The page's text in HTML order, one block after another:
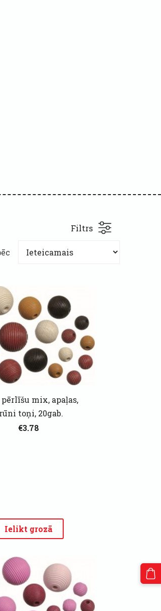
Filtrs
mix, apaļas,
toņi, 20gab.
€3.78
Ielikt grozā